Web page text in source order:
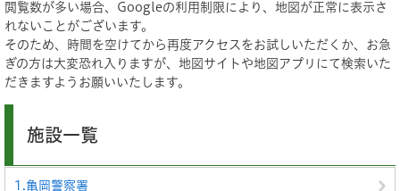
閲覧数が多い場合、Googleの利用制限により、地図が正常に表示さ
れないことがございます。
そのため、時間を空けてから再度アクセスをお試しいただくか、お急
ぎの方は大変恐れ入りますが、地図サイトや地図アプリにて検索いた
だきますようお願いいたします。
施設一覧
1.亀岡警察署